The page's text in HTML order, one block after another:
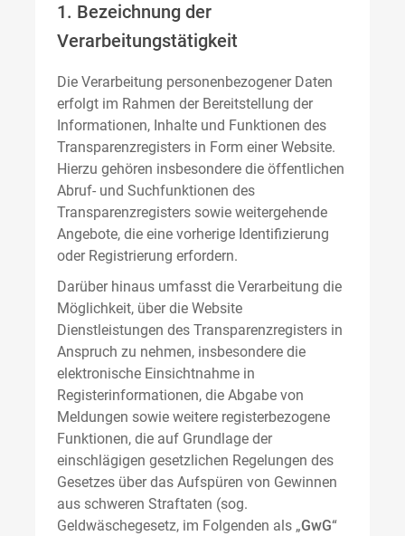
1. Bezeichnung der
Verarbeitungstätigkeit
Die Verarbeitung personenbezogener Daten
erfolgt im Rahmen der Bereitstellung der
Informationen, Inhalte und Funktionen des
Transparenzregisters in Form einer Website.
Hierzu gehören insbesondere die öffentlichen
Abruf- und Suchfunktionen des
Transparenzregisters sowie weitergehende
Angebote, die eine vorherige Identifizierung
oder Registrierung erfordern.
Darüber hinaus umfasst die Verarbeitung die
Möglichkeit, über die Website
Dienstleistungen des Transparenzregisters in
Anspruch zu nehmen, insbesondere die
elektronische Einsichtnahme in
Registerinformationen, die Abgabe von
Meldungen sowie weitere registerbezogene
Funktionen, die auf Grundlage der
einschlägigen gesetzlichen Regelungen des
Gesetzes über das Aufspüren von Gewinnen
aus schweren Straftaten (sog.
Geldwäschegesetz, im Folgenden als „GwG“